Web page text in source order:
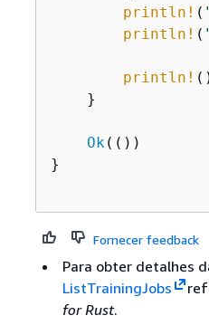
println! (
println! (
println!
    }
Ok(())
}
Fornecer feedback
Para obter detalhes
ListTrainingJobs
for Rust.